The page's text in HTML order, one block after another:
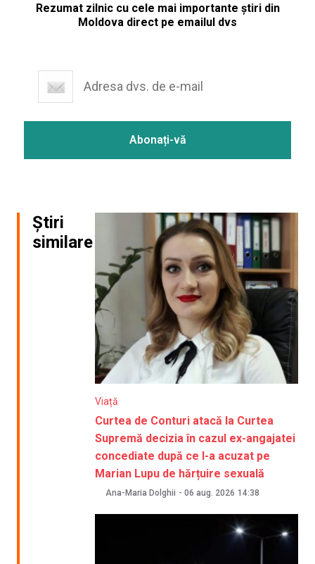
Rezumat zilnic cu cele mai importante știri din
Moldova direct pe emailul dvs
Știri
similare
Viață
Curtea de Conturi atacă la Curtea
Supremă decizia în cazul ex-angajatei
concediate după ce l-a acuzat pe
Marian Lupu de hărțuire sexuală
Ana-Maria Dolghii - 06 aug. 2026 14:38